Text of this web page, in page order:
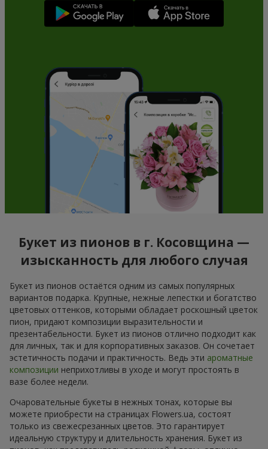
Букет из пионов в г. Косовщина —
изысканность для любого случая
Букет из пионов остаётся одним из самых популярных
вариантов подарка. Крупные, нежные лепестки и богатство
цветовых оттенков, которыми обладает роскошный цветок
пион, придают композиции выразительности и
презентабельности. Букет из пионов отлично подходит как
для личных, так и для корпоративных заказов. Он сочетает
эстетичность подачи и практичность. Ведь эти ароматные
композиции неприхотливы в уходе и могут простоять в
вазе более недели.
Очаровательные букеты в нежных тонах, которые вы
можете приобрести на страницах Flowers.ua, состоят
только из свежесрезанных цветов. Это гарантирует
идеальную структуру и длительность хранения. Букет из